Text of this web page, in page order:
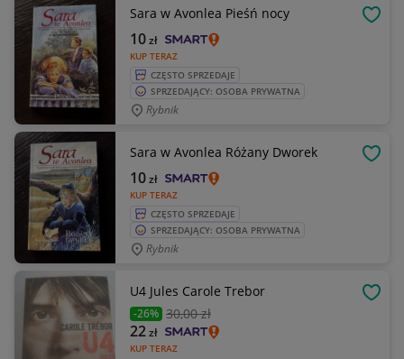
Sara w Avonlea Pieśń nocy
KUP TERAZ
10zł
CZĘSTO SPRZEDAJE
SPRZEDAJĄCY: OSOBA PRYWATNA
Rybnik
Sara w Avonlea Różany Dworek
KUP TERAZ
10zł
CZĘSTO SPRZEDAJE
SPRZEDAJĄCY: OSOBA PRYWATNA
Rybnik
U4 Jules Carole Trebor
-26% 30,00 zł
KUP TERAZ
22zł